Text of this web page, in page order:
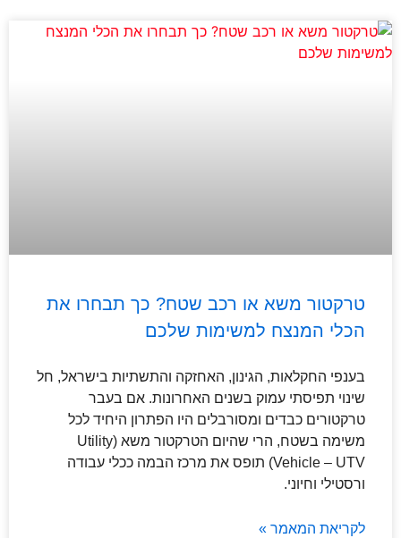
טרקטור משא או רכב שטח? כך תבחרו את
הכלי המנצח למשימות שלכם
בענפי החקלאות, הגינון, האחזקה והתשתיות בישראל, חל
שינוי תפיסתי עמוק בשנים האחרונות. אם בעבר
טרקטורים כבדים ומסורבלים היו הפתרון היחיד לכל
משימה בשטח, הרי שהיום הטרקטור משא (Utility
Vehicle – UTV) תופס את מרכז הבמה ככלי עבודה
ורסטילי וחיוני.
לקריאת המאמר »